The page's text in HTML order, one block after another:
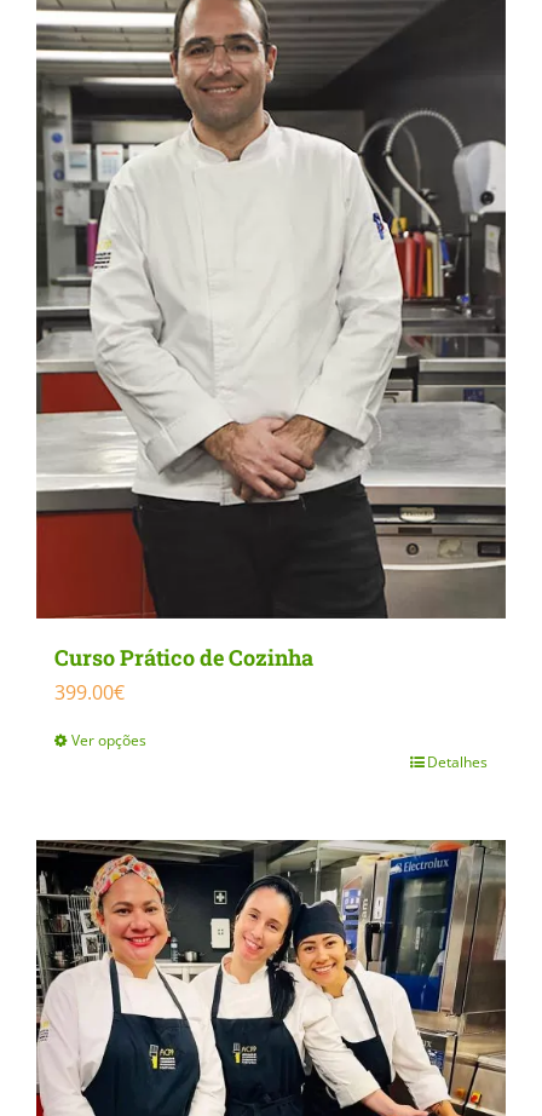
Curso Prático de Cozinha
399.00€
Ver opções
has
multiple
variants.
The
options
may
be
Detalhes